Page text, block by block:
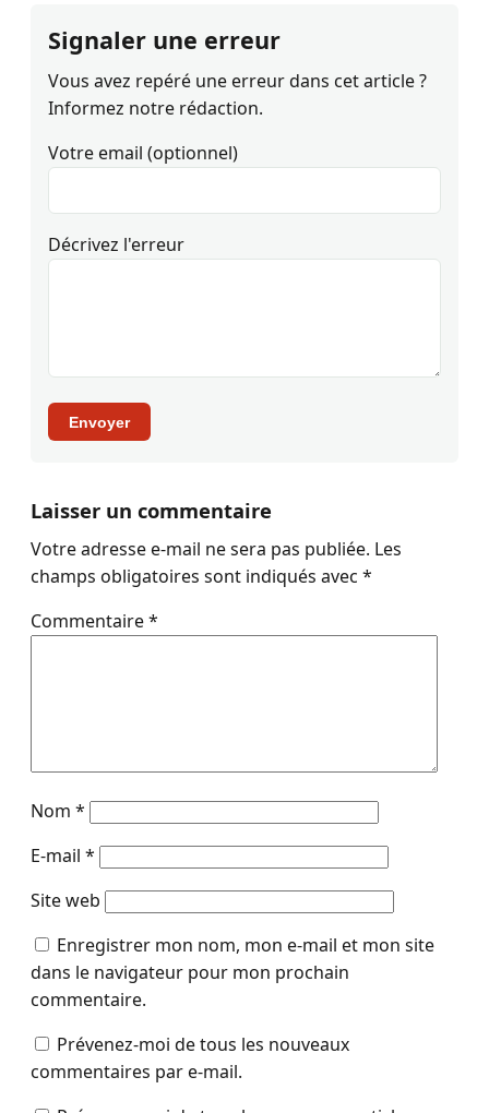
Signaler une erreur
Vous avez repéré une erreur dans cet article ?
Informez notre rédaction.
Votre email (optionnel)
Décrivez l'erreur
Envoyer
Laisser un commentaire
Votre adresse e-mail ne sera pas publiée. Les
champs obligatoires sont indiqués avec *
Commentaire*
Nom *
E-mail *
Site web
Enregistrer mon nom, mon e-mail et mon site
dans le navigateur pour mon prochain
commentaire.
Prévenez-moi de tous les nouveaux
commentaires par e-mail.